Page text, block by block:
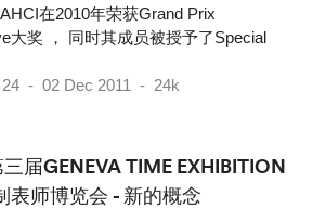
在2010年荣获Grand Prix
大奖 ， 同时其成员被授予了Special
- 02 Dec 2011 - 24k
届GENEVA TIME EXHIBITION
表师博览会 - 新的概念